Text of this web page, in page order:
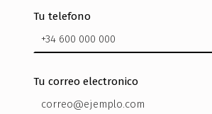
Tu telefono
Tu correo electronico